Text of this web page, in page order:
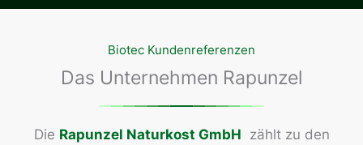
Biotec Kundenreferenzen
Das Unternehmen Rapunzel
Die Rapunzel Naturkost GmbH zählt zu den